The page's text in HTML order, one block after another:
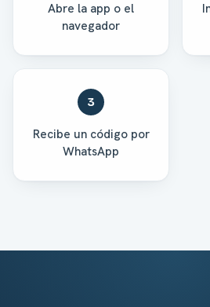
Abre la app o el
navegador
3
Recibe un código por
WhatsApp